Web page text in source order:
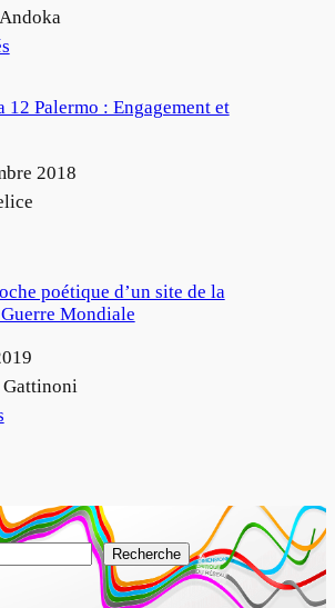
à
12 Palermo : Engagement et
2018
à
poétique d’un site de la
Mondiale
à
Recherche